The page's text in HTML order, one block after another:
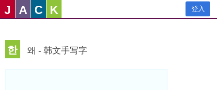
J A C K 登入
한 왜 - 韩文手写字